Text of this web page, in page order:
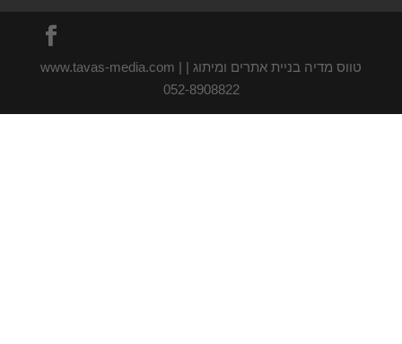
טווס מדיה בניית אתרים ומיתוג | www.tavas-media.com |
052-8908822